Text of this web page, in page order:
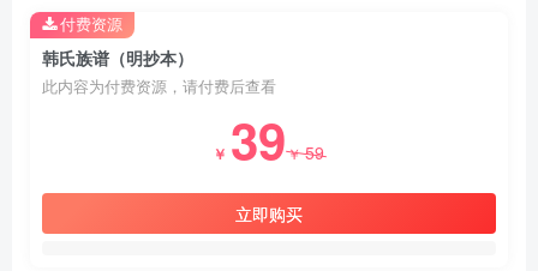
韩氏族谱（明抄本）
此内容为付费资源，请付费后查看
￥ 39￥59
立即购买
付费资源